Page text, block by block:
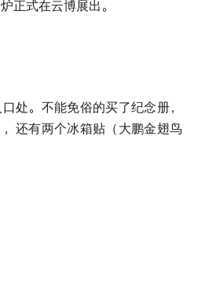
正式在云博展出。
处。不能免俗的买了纪念册，
还有两个冰箱贴（大鹏金翅鸟